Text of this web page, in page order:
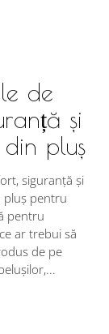
de
și
pluș
siguranță și
pluș pentru
pentru
ar trebui să
de pe